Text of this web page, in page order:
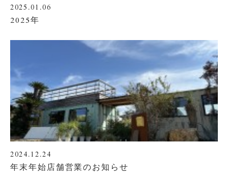
2025.01.06
2025年
2024.12.24
年末年始店舗営業のお知らせ